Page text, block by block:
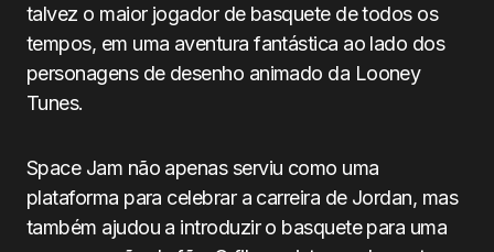
talvez o maior jogador de basquete de todos os
tempos, em uma aventura fantástica ao lado dos
personagens de desenho animado da Looney
Tunes.
Space Jam não apenas serviu como uma
plataforma para celebrar a carreira de Jordan, mas
também ajudou a introduzir o basquete para uma